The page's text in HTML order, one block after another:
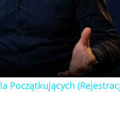
Początkujących